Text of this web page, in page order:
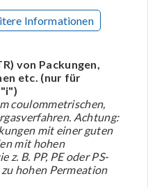
Informationen
von Packungen,
etc. (nur für
coulommetrischen,
Achtung:
mit einer guten
mit hohen
B. PP, PE oder PS-
hohen Permeation